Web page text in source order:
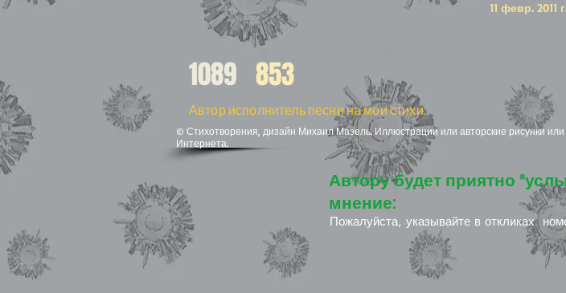
11 февр. 2011
1089 853
Автор исполнитель песни на мои стихи
© Стихотворения, дизайн Михаил Мазель. Иллюстрации или авторские рисунки
Интернета.
Автору будет приятно
мнение:
Пожалуйста, указывайте в откликах